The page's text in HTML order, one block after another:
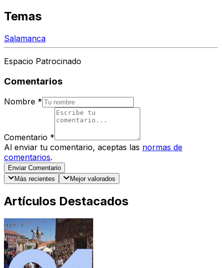
Temas
Salamanca
Espacio Patrocinado
Comentarios
Nombre *
Comentario *
Al enviar tu comentario, aceptas las normas de
comentarios.
Enviar Comentario
Más recientes
Mejor valorados
Artículos Destacados